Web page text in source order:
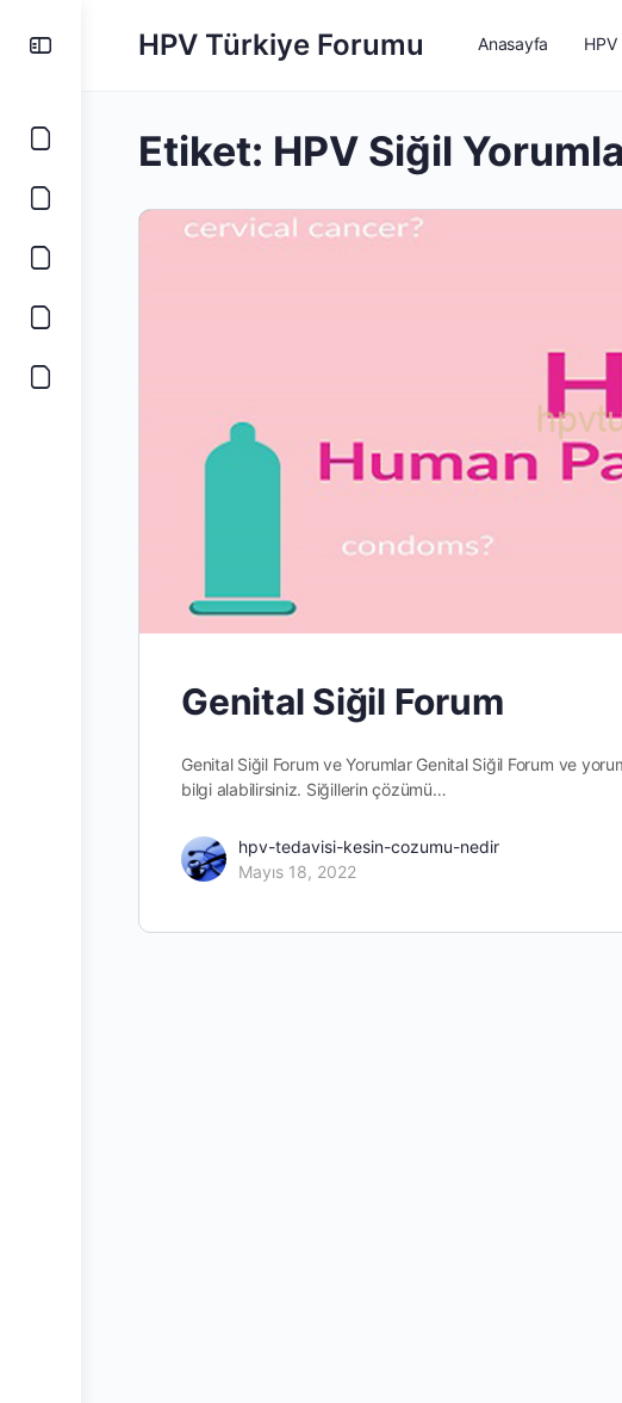
HPV Türkiye Forumu Anasayfa HPV
Etiket: HPV Siğil
Genital Siğil Forum
Genital Siğil Forum ve Yorumlar Genital Siğil Forum ve
bilgi alabilirsiniz. Siğillerin çözümü…
hpv-tedavisi-kesin-cozumu-nedir
Mayıs 18, 2022